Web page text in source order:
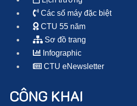
Các số máy đặc biệt
CTU 55 năm
Sơ đồ trang
Infographic
CTU eNewsletter
CÔNG KHAI